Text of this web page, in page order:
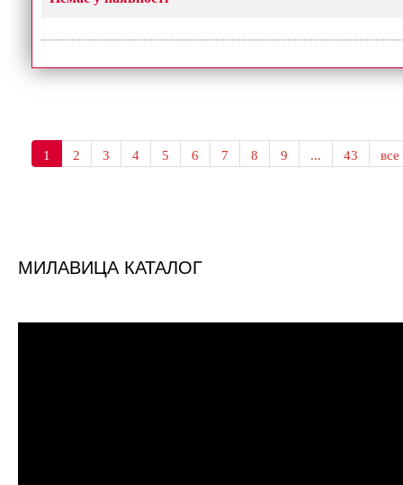
1 2 3 4 5 6 7 8 9 ... 43 все
МИЛАВИЦА КАТАЛОГ